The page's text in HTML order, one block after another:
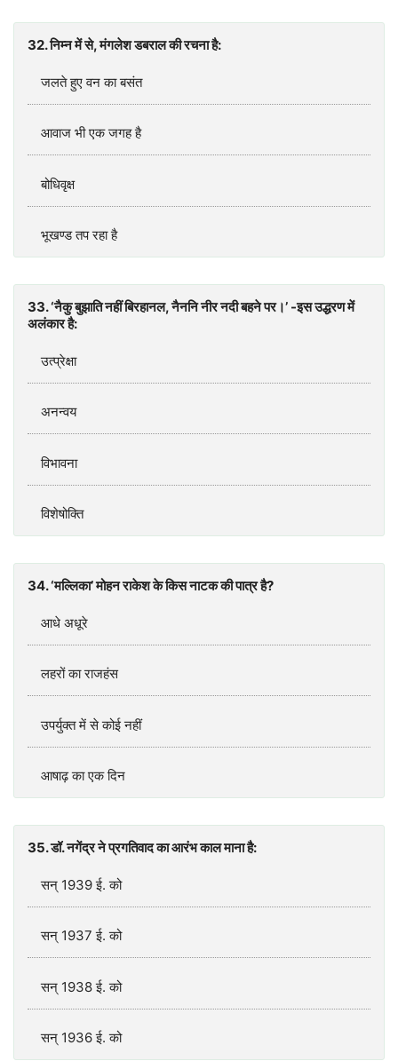
32. निम्न में से, मंगलेश डबराल की रचना है:
जलते हुए वन का बसंत
आवाज भी एक जगह है
बोधिवृक्ष
भूखण्ड तप रहा है
33. ‘नैकु बुझाति नहीं बिरहानल, नैननि नीर नदी बहने पर।’ -इस उद्धरण में
अलंकार है:
उत्प्रेक्षा
अनन्वय
विभावना
विशेषोक्ति
34. ‘मल्लिका’ मोहन राकेश के किस नाटक की पात्र है?
आधे अधूरे
लहरों का राजहंस
उपर्युक्त में से कोई नहीं
आषाढ़ का एक दिन
35. डॉ. नगेंद्र ने प्रगतिवाद का आरंभ काल माना है:
सन् 1939 ई. को
सन् 1937 ई. को
सन् 1938 ई. को
सन् 1936 ई. को